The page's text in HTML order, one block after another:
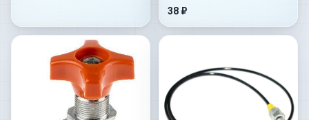
(1MTBU.100101)
38 ₽